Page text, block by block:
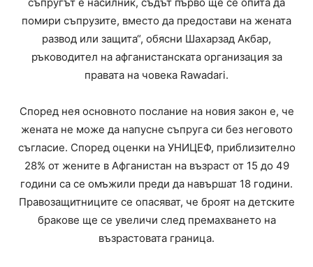
помири съпрузите, вместо да предостави на жената
развод или защита“, обясни Шахарзад Акбар,
ръководител на афганистанската организация за
правата на човека Rawadari.
Според нея основното послание на новия закон е, че
жената не може да напусне съпруга си без неговото
съгласие. Според оценки на УНИЦЕФ, приблизително
28% от жените в Афганистан на възраст от 15 до 49
години са се омъжили преди да навършат 18 години.
Правозащитниците се опасяват, че броят на детските
бракове ще се увеличи след премахването на
възрастовата граница.